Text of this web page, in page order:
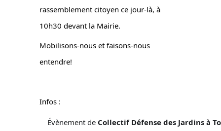
rassemblement citoyen ce jour-là, à
10h30 devant la Mairie.
Mobilisons-nous et faisons-nous
entendre!
Infos :
Évènement de Collectif Défense des Jardins à